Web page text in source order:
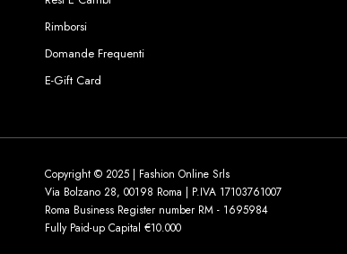
Rimborsi
Domande Frequenti
E-Gift Card
Copyright © 2025 | Fashion Online Srls
Via Bolzano 28, 00198 Roma | P.IVA 17103761007
Roma Business Register number RM - 1695984
Fully Paid-up Capital €10.000